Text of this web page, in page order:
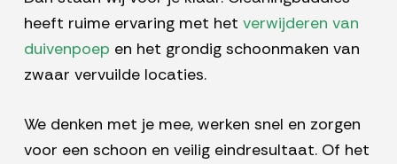
heeft ruime ervaring met het verwijderen van
duivenpoep en het grondig schoonmaken van
zwaar vervuilde locaties.
We denken met je mee, werken snel en zorgen
voor een schoon en veilig eindresultaat. Of het